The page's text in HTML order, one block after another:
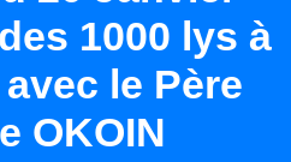
1000 lys à
le Père
OKOIN